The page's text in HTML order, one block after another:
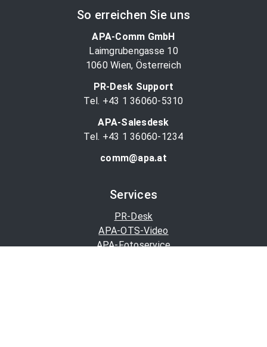
So erreichen Sie uns
APA-Comm GmbH
Laimgrubengasse 10
1060 Wien, Österreich
PR-Desk Support
Tel. +43 1 36060-5310
APA-Salesdesk
Tel. +43 1 36060-1234
comm@apa.at
Services
PR-Desk
APA-OTS-Video
APA-Fotoservice